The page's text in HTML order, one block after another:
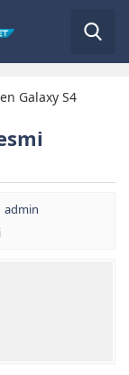
Galaxy S4
admin